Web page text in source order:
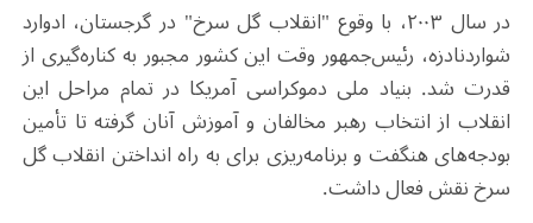
در سال ۲۰۰۳، با وقوع "انقلاب گل سرخ" در گرجستان، ادوارد
شواردنادزه، رئیس‌جمهور وقت این کشور مجبور به کناره‌گیری از
قدرت شد. بنیاد ملی دموکراسی آمریکا در تمام مراحل این
انقلاب از انتخاب رهبر مخالفان و آموزش آنان گرفته تا تأمین
بودجه‌های هنگفت و برنامه‌ریزی برای به راه انداختن انقلاب گل
سرخ نقش فعال داشت.